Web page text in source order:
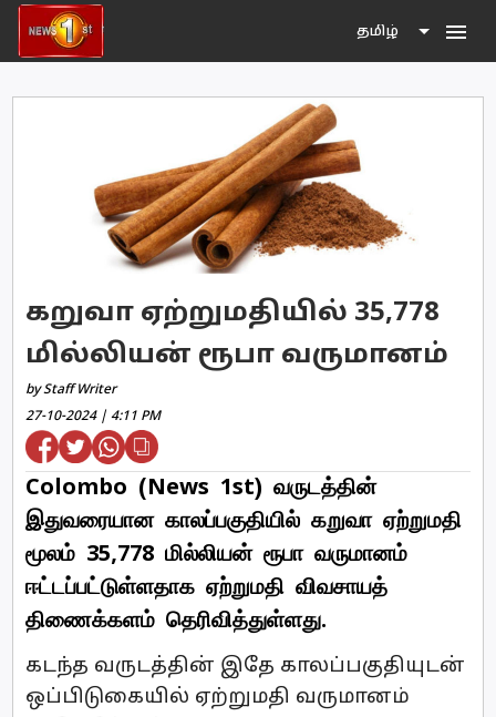
தமிழ் menu
கறுவா ஏற்றுமதியில் 35,778
மில்லியன் ரூபா வருமானம்
by Staff Writer
27-10-2024 | 4:11 PM
Colombo (News 1st) வருடத்தின்
இதுவரையான காலப்பகுதியில் கறுவா ஏற்றுமதி
மூலம் 35,778 மில்லியன் ரூபா வருமானம்
ஈட்டப்பட்டுள்ளதாக ஏற்றுமதி விவசாயத்
திணைக்களம் தெரிவித்துள்ளது.
கடந்த வருடத்தின் இதே காலப்பகுதியுடன்
ஒப்பிடுகையில் ஏற்றுமதி வருமானம்